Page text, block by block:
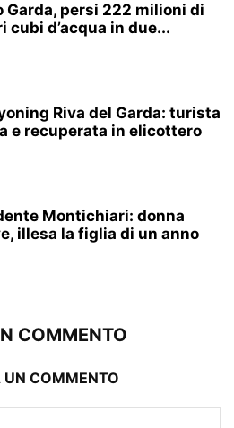
Garda, persi 222 milioni di
cubi d’acqua in due...
Riva del Garda: turista
e recuperata in elicottero
Montichiari: donna
illesa la figlia di un anno
COMMENTO
UN COMMENTO